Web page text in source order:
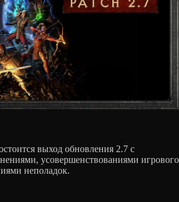
выход обновления 2.7 с
усовершенствованиями игрового
неполадок.